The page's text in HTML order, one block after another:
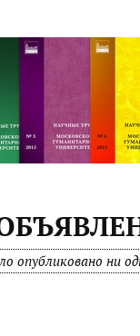
опубликовано ни